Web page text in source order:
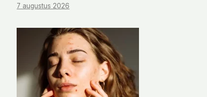
7 augustus 2026